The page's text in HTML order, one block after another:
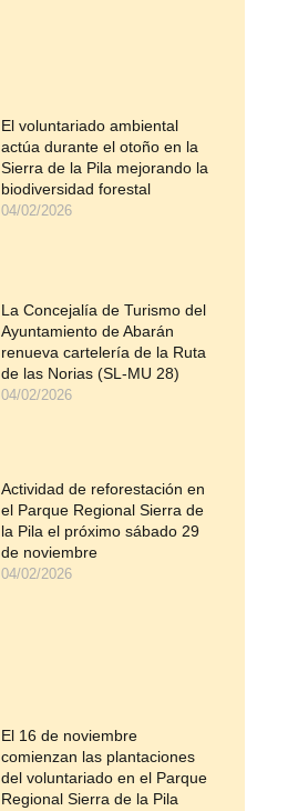
El voluntariado ambiental
actúa durante el otoño en la
Sierra de la Pila mejorando la
biodiversidad forestal
04/02/2026
La Concejalía de Turismo del
Ayuntamiento de Abarán
renueva cartelería de la Ruta
de las Norias (SL-MU 28)
04/02/2026
Actividad de reforestación en
el Parque Regional Sierra de
la Pila el próximo sábado 29
de noviembre
04/02/2026
El 16 de noviembre
comienzan las plantaciones
del voluntariado en el Parque
Regional Sierra de la Pila